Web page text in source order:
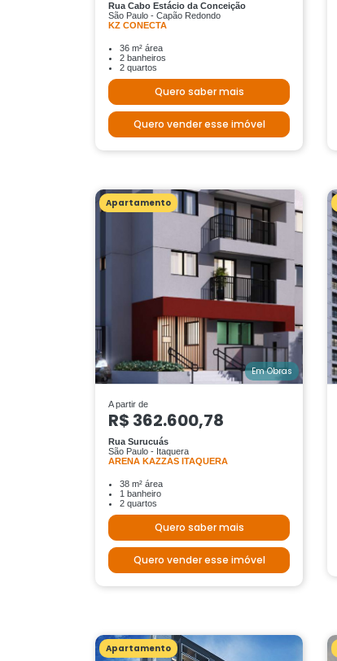
Rua Cabo Estácio da Conceição
São Paulo - Capão Redondo
KZ CONECTA
36 m² área
2 banheiros
2 quartos
Quero saber mais
Quero vender esse imóvel
Apartamento
Em Obras
A partir de
R$ 362.600,78
Rua Surucuás
São Paulo - Itaquera
ARENA KAZZAS ITAQUERA
38 m² área
1 banheiro
2 quartos
Quero saber mais
Quero vender esse imóvel
Apartamento